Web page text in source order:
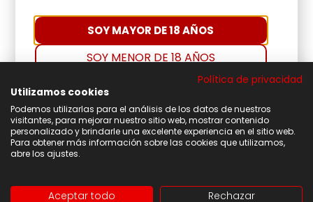
SOY MAYOR DE 18 AÑOS
SOY MENOR DE 18 AÑOS
Política de privacidad
Utilizamos cookies
Podemos utilizarlas para el análisis de los datos de nuestros
visitantes, para mejorar nuestro sitio web, mostrar contenido
personalizado y brindarle una excelente experiencia en el sitio web.
Para obtener más información sobre las cookies que utilizamos,
abre los ajustes.
Aceptar todo Rechazar